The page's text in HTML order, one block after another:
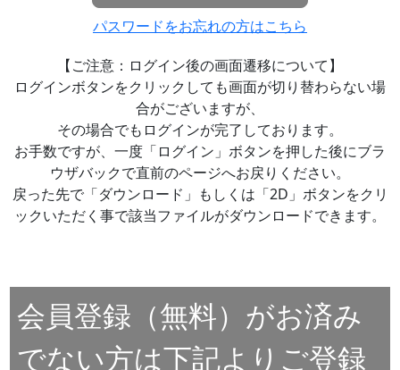
パスワードをお忘れの方はこちら
【ご注意：ログイン後の画面遷移について】
ログインボタンをクリックしても画面が切り替わらない場
合がございますが、
その場合でもログインが完了しております。
お手数ですが、一度「ログイン」ボタンを押した後にブラ
ウザバックで直前のページへお戻りください。
戻った先で「ダウンロード」もしくは「2D」ボタンをクリ
ックいただく事で該当ファイルがダウンロードできます。
会員登録（無料）がお済み
でない方は下記よりご登録